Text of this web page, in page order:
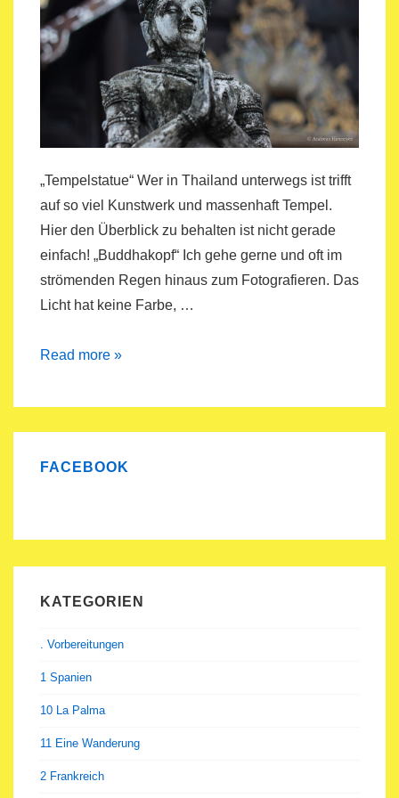
„Tempelstatue“ Wer in Thailand unterwegs ist trifft
auf so viel Kunstwerk und massenhaft Tempel.
Hier den Überblick zu behalten ist nicht gerade
einfach! „Buddhakopf“ Ich gehe gerne und oft im
strömenden Regen hinaus zum Fotografieren. Das
Licht hat keine Farbe, …
30Tage=30Bilder
Thailändische
Statuen
Read more »
FACEBOOK
KATEGORIEN
. Vorbereitungen
1 Spanien
10 La Palma
11 Eine Wanderung
2 Frankreich